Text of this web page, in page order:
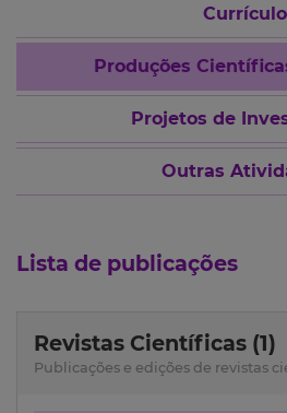
Currículo
Produções
Projetos de
Outras
Lista de publicações
Revistas Científicas (1)
Publicações e edições de revistas